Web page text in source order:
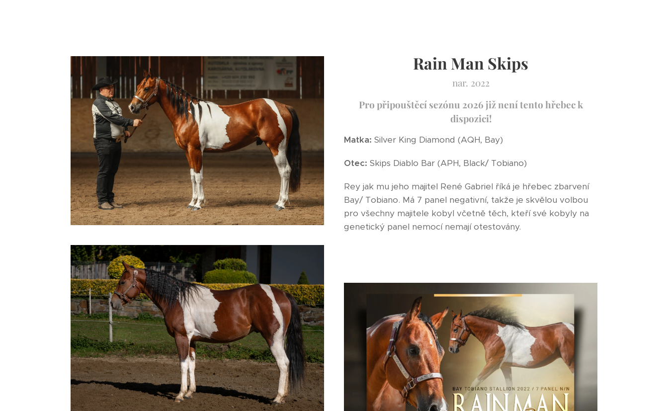
Rain Man Skips
nar. 2022
Pro připouštěcí sezónu 2026 již není tento hřebec k
dispozici!
Matka: Silver King Diamond (AQH, Bay)
Otec: Skips Diablo Bar (APH, Black/ Tobiano)
Rey jak mu jeho majitel René Gabriel říká je hřebec zbarvení
Bay/ Tobiano. Má 7 panel negativní, takže je skvělou volbou
pro všechny majitele kobyl včetně těch, kteří své kobyly na
genetický panel nemocí nemají otestovány.